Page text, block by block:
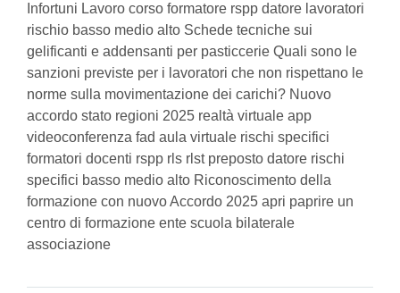
Infortuni Lavoro corso formatore rspp datore lavoratori
rischio basso medio alto Schede tecniche sui
gelificanti e addensanti per pasticcerie Quali sono le
sanzioni previste per i lavoratori che non rispettano le
norme sulla movimentazione dei carichi? Nuovo
accordo stato regioni 2025 realtà virtuale app
videoconferenza fad aula virtuale rischi specifici
formatori docenti rspp rls rlst preposto datore rischi
specifici basso medio alto Riconoscimento della
formazione con nuovo Accordo 2025 apri paprire un
centro di formazione ente scuola bilaterale
associazione